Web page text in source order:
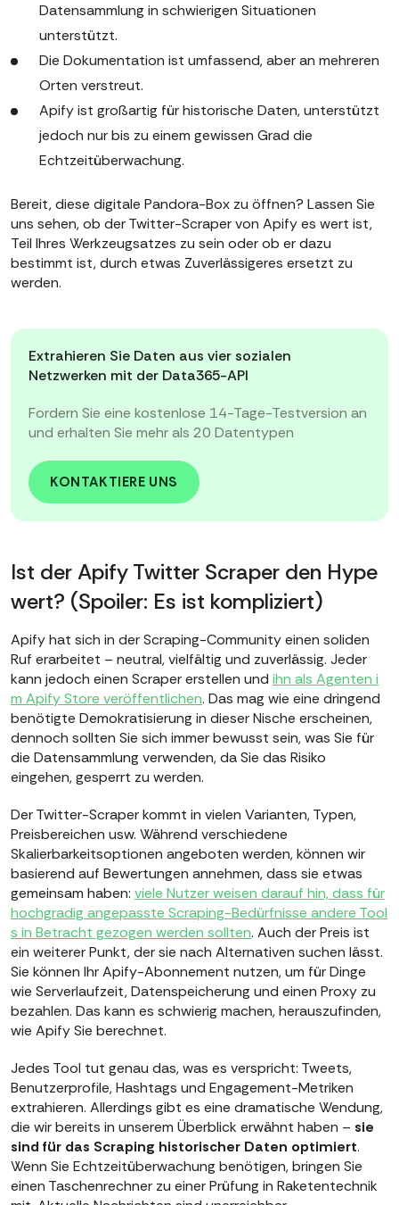
Datensammlung in schwierigen Situationen
unterstützt.
Die Dokumentation ist umfassend, aber an mehreren
Orten verstreut.
Apify ist großartig für historische Daten, unterstützt
jedoch nur bis zu einem gewissen Grad die
Echtzeitüberwachung.
Bereit, diese digitale Pandora-Box zu öffnen? Lassen Sie
uns sehen, ob der Twitter-Scraper von Apify es wert ist,
Teil Ihres Werkzeugsatzes zu sein oder ob er dazu
bestimmt ist, durch etwas Zuverlässigeres ersetzt zu
werden.
Extrahieren Sie Daten aus vier sozialen
Netzwerken mit der Data365-API
Fordern Sie eine kostenlose 14-Tage-Testversion an
und erhalten Sie mehr als 20 Datentypen
KONTAKTIERE UNS
Ist der Apify Twitter Scraper den Hype
wert? (Spoiler: Es ist kompliziert)
Apify hat sich in der Scraping-Community einen soliden
Ruf erarbeitet – neutral, vielfältig und zuverlässig. Jeder
kann jedoch einen Scraper erstellen und ihn als Agenten i
m Apify Store veröffentlichen. Das mag wie eine dringend
benötigte Demokratisierung in dieser Nische erscheinen,
dennoch sollten Sie sich immer bewusst sein, was Sie für
die Datensammlung verwenden, da Sie das Risiko
eingehen, gesperrt zu werden.
Der Twitter-Scraper kommt in vielen Varianten, Typen,
Preisbereichen usw. Während verschiedene
Skalierbarkeitsoptionen angeboten werden, können wir
basierend auf Bewertungen annehmen, dass sie etwas
gemeinsam haben: viele Nutzer weisen darauf hin, dass für
hochgradig angepasste Scraping-Bedürfnisse andere Tool
s in Betracht gezogen werden sollten. Auch der Preis ist
ein weiterer Punkt, der sie nach Alternativen suchen lässt.
Sie können Ihr Apify-Abonnement nutzen, um für Dinge
wie Serverlaufzeit, Datenspeicherung und einen Proxy zu
bezahlen. Das kann es schwierig machen, herauszufinden,
wie Apify Sie berechnet.
Jedes Tool tut genau das, was es verspricht: Tweets,
Benutzerprofile, Hashtags und Engagement-Metriken
extrahieren. Allerdings gibt es eine dramatische Wendung,
die wir bereits in unserem Überblick erwähnt haben – sie
sind für das Scraping historischer Daten optimiert.
Wenn Sie Echtzeitüberwachung benötigen, bringen Sie
einen Taschenrechner zu einer Prüfung in Raketentechnik